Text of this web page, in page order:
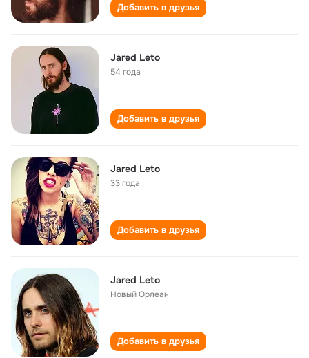
Добавить в друзья
Jared Leto
54 года
Добавить в друзья
Jared Leto
33 года
Добавить в друзья
Jared Leto
Новый Орлеан
Добавить в друзья